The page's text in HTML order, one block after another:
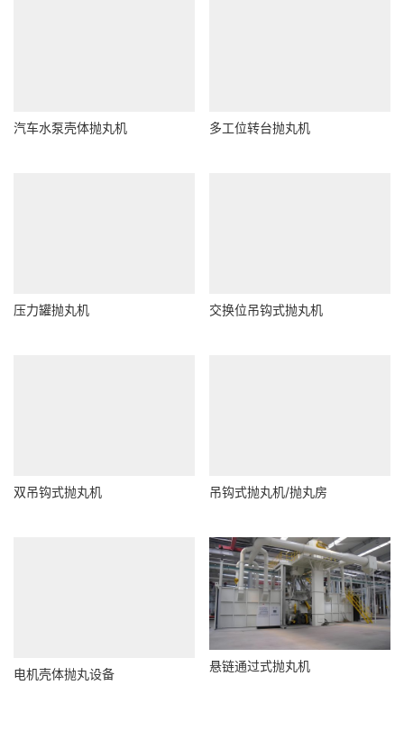
汽车水泵壳体抛丸机 多工位转台抛丸机
压力罐抛丸机 交换位吊钩式抛丸机
双吊钩式抛丸机 吊钩式抛丸机/抛丸房
电机壳体抛丸设备 悬链通过式抛丸机